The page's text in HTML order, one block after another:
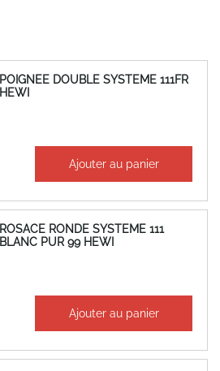
POIGNEE DOUBLE SYSTEME 111FR
HEWI
Ajouter au panier
ROSACE RONDE SYSTEME 111
BLANC PUR 99 HEWI
Ajouter au panier